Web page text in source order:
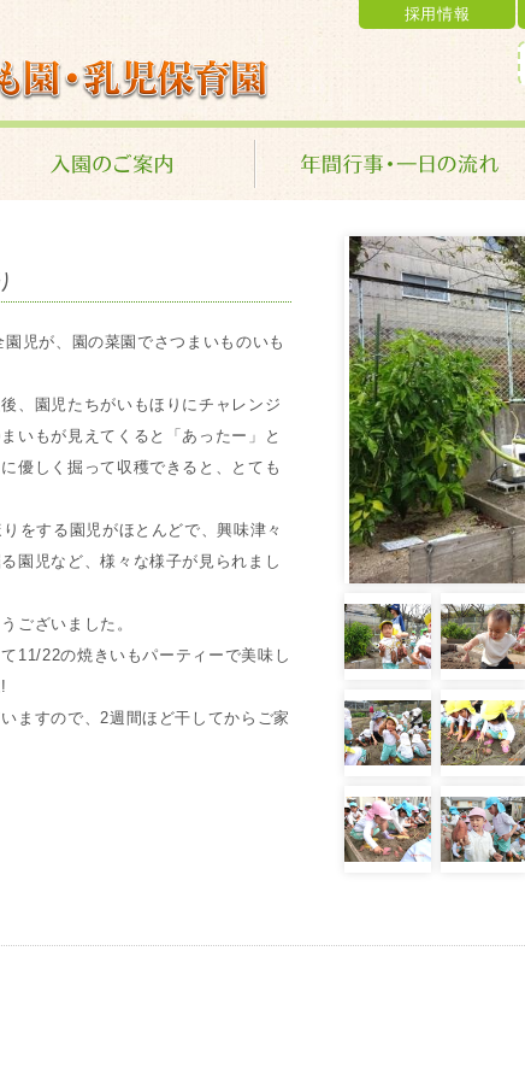
保育園 学校法人 金光学園
採用情報
児が、園の菜園でさつまいものいも
、園児たちがいもほりにチャレンジ
いもが見えてくると「あったー」と
優しく掘って収穫できると、とても
をする園児がほとんどで、興味津々
園児など、様々な様子が見られまし
ございました。
11/22の焼きいもパーティーで美味し
ますので、2週間ほど干してからご家